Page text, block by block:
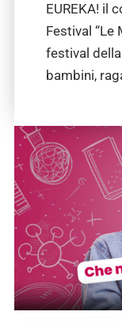
EUREKA! il
Festival “Le
festival
bambini,